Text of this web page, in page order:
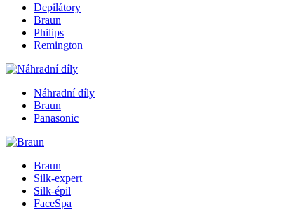
Depilátory
Braun
Philips
Remington
Náhradní díly
Braun
Panasonic
Braun
Silk-expert
Silk-épil
FaceSpa